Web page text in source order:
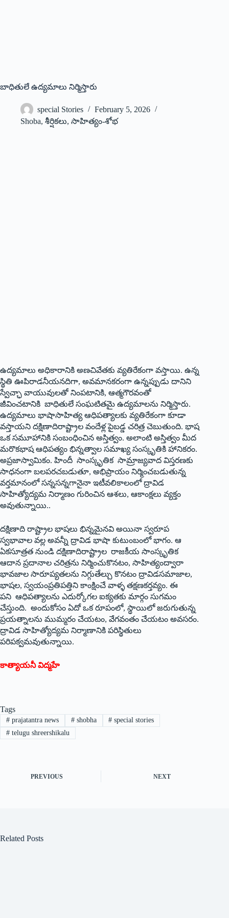
బాధితులే ఉద్యమాలు నిర్మిస్తారు
special Stories
February 5, 2026
Shoba, శీర్షికలు, సాహిత్యం-శోభ
ఉద్యమాలు అధికారానికి అణచివేతకు వ్యతిరేకంగా వస్తాయి. ఉన్న
స్థితి ఊపిరాడనీయనదిగా, అవమానకరంగా ఉన్నప్పుడు దానిని
స్వేచ్ఛా వాయువులతో నింపటానికి, ఆత్మగౌరవంతో
జీవించటానికి బాధితులే సంఘటితమై ఉద్యమాలను నిర్మిస్తారు.
ఉద్యమాలు భాషాసాహిత్య ఆధిపత్యాలకు వ్యతిరేకంగా కూడా
వస్తాయని దక్షిణాదిరాష్ట్రాల వందేళ్ల పైబడ్డ చరిత్ర చెబుతుంది. భాష
ఒక సమూహానికి సంబంధించిన అస్తిత్వం. అలాంటి అస్తిత్వం మీద
మరొకభాష ఆధిపత్యం భిన్నత్వాల సమాఖ్య సంస్కృతికి హానికరం.
అప్రజాస్వామికం. హిందీ సాంస్కృతిక సామ్రాజ్యవాద విస్తరణకు
సాధనంగా బలపరచబడుతూ, అభిప్రాయం నిర్మించబడుతున్న
వర్తమానంలో సన్నసన్నగానైనా ఇటీవలికాలంలో ద్రావిడ
సాహిత్యోద్యమ నిర్మాణం గురించిన ఆశలు, ఆకాంక్షలు వ్యక్తం
అవుతున్నాయి..
దక్షిణాది రాష్ట్రాల భాషలు భిన్నమైనవి అయినా స్వరూప
స్వభావాల వల్ల అవన్నీ ద్రావిడ భాషా కుటుంబంలో భాగం. ఆ
ఏకసూత్రత నుండి దక్షిణాదిరాష్ట్రాల రాజకీయ సాంస్కృతిక
ఆదాన ప్రదానాల చరిత్రను నిర్మించుకొనటం, సాహిత్యంద్వారా
భావజాల సారూప్యతలను నిగ్గుతేల్చు కొనటం ద్రావిడసమాజాల,
భాషల, స్వయంప్రతిపత్తిని కాంక్షించే వాళ్ళ తక్షణకర్తవ్యం. ఈ
పని ఆధిపత్యాలను ఎదుర్కోగల ఐక్యతకు మార్గం సుగమం
చేస్తుంది. అందుకోసం ఏదో ఒక రూపంలో, స్థాయిలో జరుగుతున్న
ప్రయత్నాలను ముమ్మరం చేయటం, వేగవంతం చేయటం అవసరం.
ద్రావిడ సాహిత్యోద్యమ నిర్మాణానికి పరిస్థితులు
పరిపక్వమవుతున్నాయి.
కాత్యాయనీ విద్మహే
Tags
#prajatantra news #shobha # special stories
#telugu shreershikalu
PREVIOUS NEXT
Related Posts